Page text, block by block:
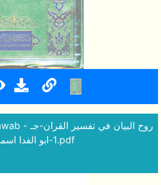
1-ابو الفدا اسماعيل.pdf